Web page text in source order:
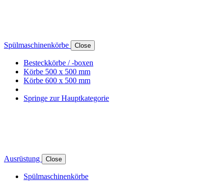
Spülmaschinenkörbe Close
Besteckkörbe / -boxen
Körbe 500 x 500 mm
Körbe 600 x 500 mm
Springe zur Hauptkategorie
Ausrüstung Close
Spülmaschinenkörbe